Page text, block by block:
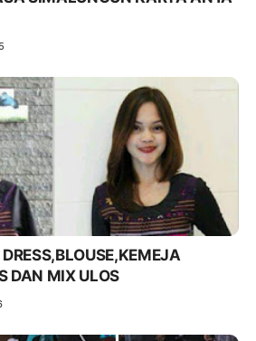
DAN MIX ULOS